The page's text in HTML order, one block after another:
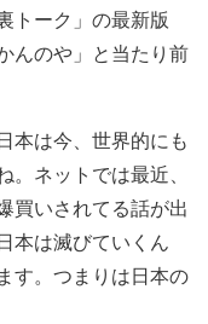
トーク」の最新版
んのや」と当たり前
本は今、世界的にも
ネットでは最近、
買いされてる話が出
本は滅びていくん
す。つまりは日本の